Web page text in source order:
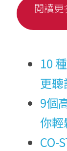
閱讀更
10
更聽
9個
你輕
CO-